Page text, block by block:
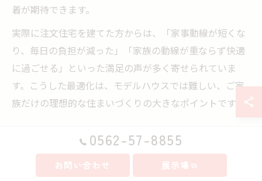
着が期待できます。
実際に注文住宅を建てた方からは、「家事動線が短くな
り、毎日の負担が減った」「家族の動線が重ならず快適
に過ごせる」といった満足の声が多く寄せられていま
す。こうした最適化は、モデルハウスでは難しい、ご家
族だけの理想的な住まいづくりの大きなポイントです。
住まいのコスト比較で納得の選択をサ
ポート
0562-57-8855
お問い合わせ 展示場